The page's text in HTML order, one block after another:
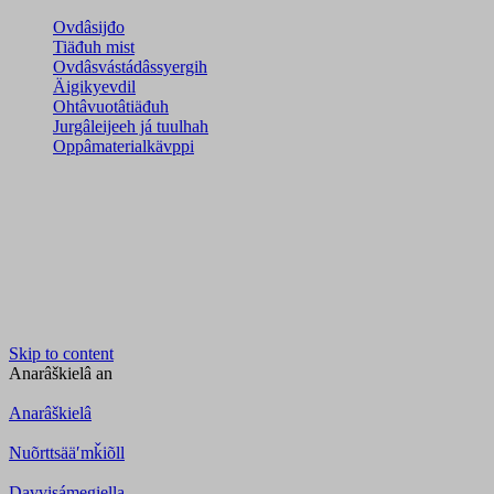
Ovdâsijđo
Tiäđuh mist
Ovdâsvástádâssyergih
Äigikyevdil
Ohtâvuotâtiäđuh
Jurgâleijeeh já tuulhah
Oppâmaterialkävppi
Skip to content
Anarâškielâ an
Anarâškielâ
Nuõrttsääʹmǩiõll